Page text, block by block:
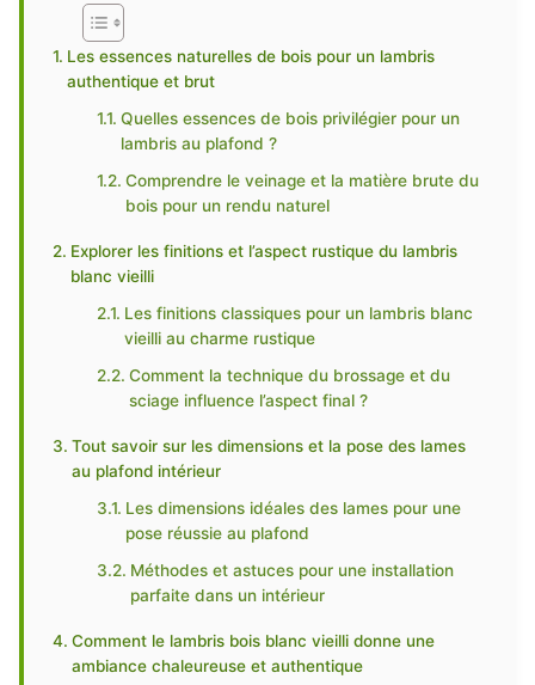
Les essences naturelles de bois pour un lambris
authentique et brut
Quelles essences de bois privilégier pour un
lambris au plafond ?
Comprendre le veinage et la matière brute du
bois pour un rendu naturel
Explorer les finitions et l’aspect rustique du lambris
blanc vieilli
Les finitions classiques pour un lambris blanc
vieilli au charme rustique
Comment la technique du brossage et du
sciage influence l’aspect final ?
Tout savoir sur les dimensions et la pose des lames
au plafond intérieur
Les dimensions idéales des lames pour une
pose réussie au plafond
Méthodes et astuces pour une installation
parfaite dans un intérieur
Comment le lambris bois blanc vieilli donne une
ambiance chaleureuse et authentique